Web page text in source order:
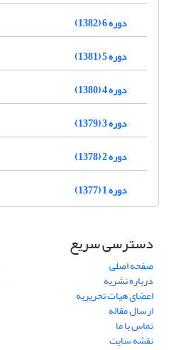
دوره 6 (1382)
دوره 5 (1381)
دوره 4 (1380)
دوره 3 (1379)
دوره 2 (1378)
دوره 1 (1377)
دسترسی سریع
صفحه اصلی
درباره نشریه
اعضای هیات تحریریه
ارسال مقاله
تماس با ما
نقشه سایت